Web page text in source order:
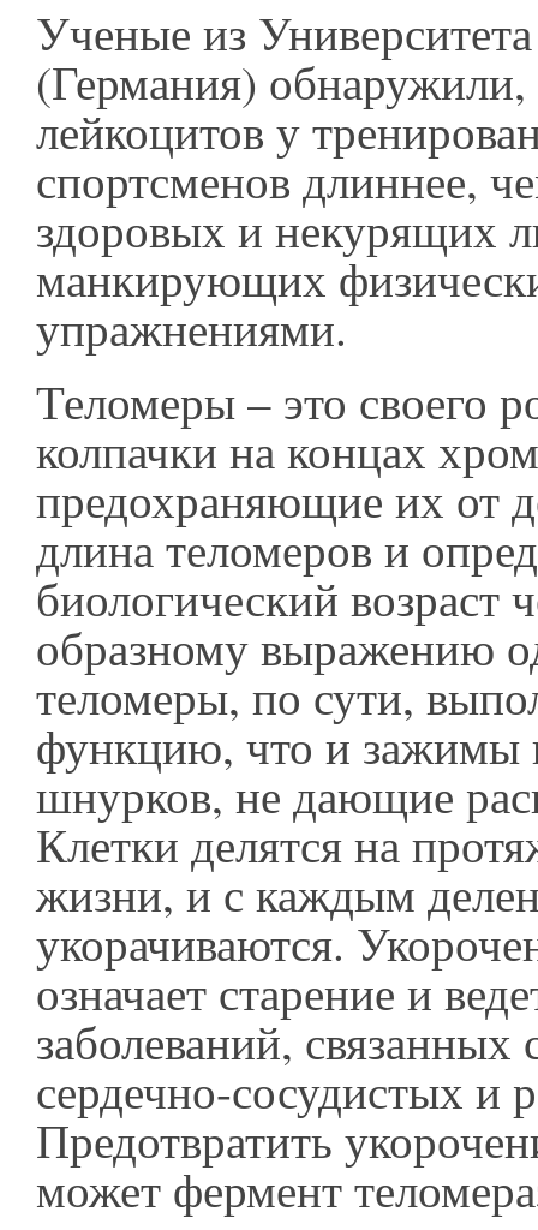
Ученые из
(Германия)
лейкоцитов у
спортсменов длиннее,
здоровых и некурящих
манкирующих
упражнениями.
Теломеры – это своего
колпачки на концах
предохраняющие их от
длина теломеров и
биологический возраст
образному выражению
теломеры, по сути,
функцию, что и зажимы
шнурков, не дающие
Клетки делятся на
жизни, и с каждым
укорачиваются.
означает старение и
заболеваний, связанных
сердечно-сосудистых и
Предотвратить
может фермент